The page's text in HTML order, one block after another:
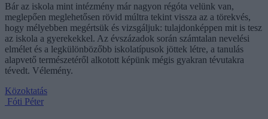
Bár az iskola mint intézmény már nagyon régóta velünk van,
meglepően meglehetősen rövid múltra tekint vissza az a törekvés,
hogy mélyebben megértsük és vizsgáljuk: tulajdonképpen mit is tesz
az iskola a gyerekekkel. Az évszázadok során számtalan nevelési
elmélet és a legkülönbözőbb iskolatípusok jöttek létre, a tanulás
alapvető természetéről alkotott képünk mégis gyakran tévutakra
tévedt. Vélemény.
Közoktatás
Fóti Péter